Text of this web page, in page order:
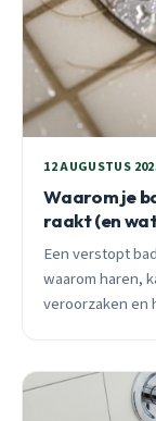
12 AUGUSTUS
Waarom je
raakt (en
Een verstopt
waarom haren,
veroorzaken en